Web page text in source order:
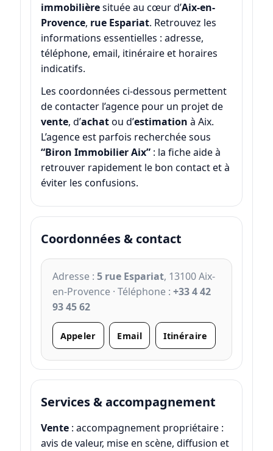
immobilièresituée au cœur d’Aix-en-
Provence, rue Espariat. Retrouvez les
informations essentielles : adresse,
téléphone, email, itinéraire et horaires
indicatifs.
Les coordonnées ci-dessous permettent
de contacter l’agence pour un projet de
vente, d’achatou d’estimation à Aix.
L’agence est parfois recherchée sous
“Biron Immobilier Aix”: la fiche aide à
retrouver rapidement le bon contact et à
éviter les confusions.
Coordonnées & contact
Adresse : 5 rue Espariat, 13100 Aix-
en-Provence · Téléphone : +33 4 42
93 45 62
Appeler Email Itinéraire
Services & accompagnement
Vente: accompagnement propriétaire :
avis de valeur, mise en scène, diffusion et